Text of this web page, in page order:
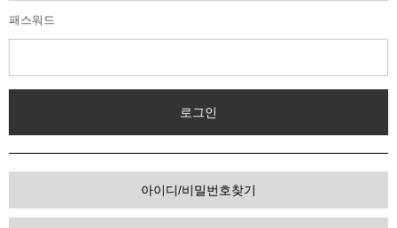
패스워드
아이디/비밀번호찾기